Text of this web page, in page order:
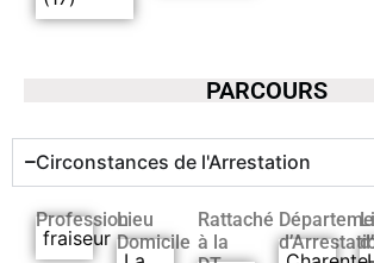
PARCOURS
Circonstances de l'Arrestation
Profession
fraiseur
Lieu
Domicile
Rattaché
à la